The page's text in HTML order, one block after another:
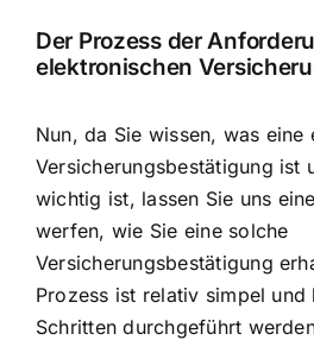
Der Prozess der
elektronischen
Nun, da Sie wissen, was eine
Versicherungsbestätigung ist
wichtig ist, lassen Sie uns
werfen, wie Sie eine solche
Versicherungsbestätigung
Prozess ist relativ simpel und
Schritten durchgeführt